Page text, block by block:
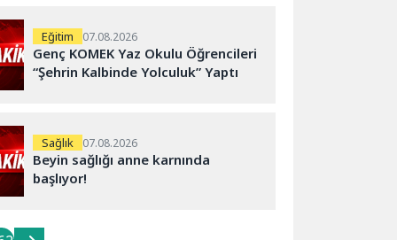
Eğitim 07.08.2026
Genç KOMEK Yaz Okulu Öğrencileri
“Şehrin Kalbinde Yolculuk” Yaptı
Sağlık 07.08.2026
Beyin sağlığı anne karnında
başlıyor!